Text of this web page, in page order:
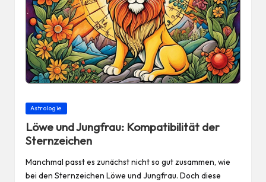
Posted
Astrologie
Löwe und Jungfrau: Kompatibilität der
Sternzeichen
Manchmal passt es zunächst nicht so gut zusammen, wie
bei den Sternzeichen Löwe und Jungfrau. Doch diese